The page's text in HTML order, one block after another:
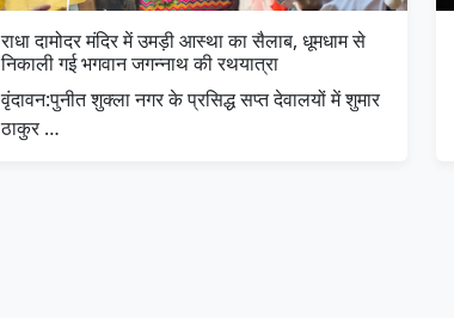
राधा दामोदर मंदिर में उमड़ी आस्था का सैलाब, धूमधाम से
निकाली गई भगवान जगन्नाथ की रथयात्रा
​वृंदावन:पुनीत शुक्ला नगर के प्रसिद्ध सप्त देवालयों में शुमार
ठाकुर …